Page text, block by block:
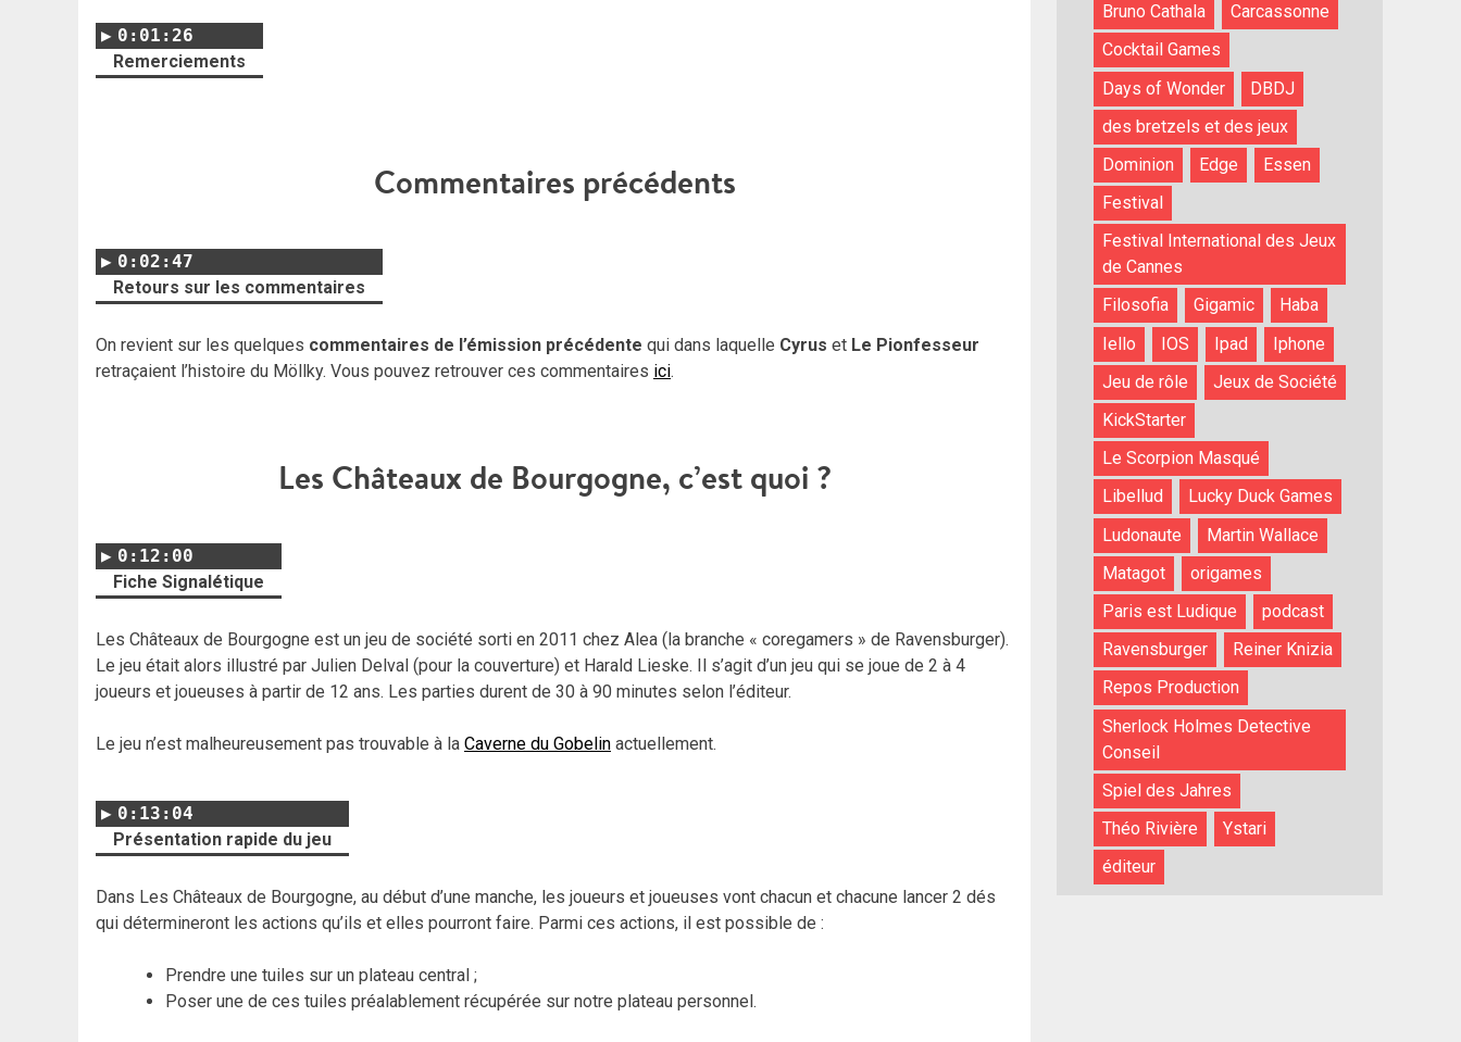
0:01:26
Remerciements
Commentaires précédents
0:02:47
Retours sur les commentaires
On revient sur les quelques commentaires de l’émission précédente qui dans laquelle Cyrus et Le Pionfesseur
retraçaient l’histoire du Möllky. Vous pouvez retrouver ces commentaires ici.
Les Châteaux de Bourgogne, c’est quoi ?
0:12:00
Fiche Signalétique
Les Châteaux de Bourgogne est un jeu de société sorti en 2011 chez Alea (la branche « coregamers » de Ravensburger).
Le jeu était alors illustré par Julien Delval (pour la couverture) et Harald Lieske. Il s’agit d’un jeu qui se joue de 2 à 4
joueurs et joueuses à partir de 12 ans. Les parties durent de 30 à 90 minutes selon l’éditeur.
Le jeu n’est malheureusement pas trouvable à la Caverne du Gobelin actuellement.
0:13:04
Présentation rapide du jeu
Dans Les Châteaux de Bourgogne, au début d’une manche, les joueurs et joueuses vont chacun et chacune lancer 2 dés
qui détermineront les actions qu’ils et elles pourront faire. Parmi ces actions, il est possible de :
Prendre une tuiles sur un plateau central ;
Poser une de ces tuiles préalablement récupérée sur notre plateau personnel.
Bruno Cathala
Carcassonne
Cocktail Games
Days of Wonder
DBDJ
des bretzels et des jeux
Dominion
Edge
Essen
Festival
Festival International des Jeux
de Cannes
Filosofia
Gigamic
Haba
Iello
IOS Ipad
Iphone
Jeu de rôle
Jeux de Société
KickStarter
Le Scorpion Masqué
Libellud
Lucky Duck Games
Ludonaute
Martin Wallace
Matagot
origames
Paris est Ludique
podcast
Ravensburger
Reiner Knizia
Repos Production
Sherlock Holmes Detective
Conseil
Spiel des Jahres
Théo Rivière
Ystari
éditeur